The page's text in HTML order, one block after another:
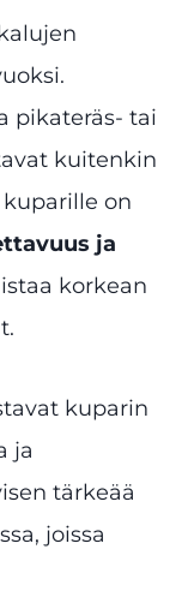
pikateräs- tai
kuitenkin
on
ja
korkean
kuparin
ja
tärkeää
joissa